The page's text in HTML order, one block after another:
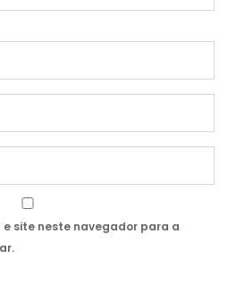
e site neste navegador para a